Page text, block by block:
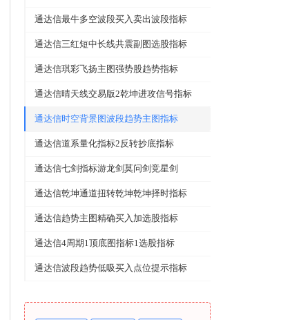
通达信最牛多空波段买入卖出波段指标
通达信三红短中长线共震副图选股指标
通达信琪彩飞扬主图强势股趋势指标
通达信晴天线交易版2乾坤进攻信号指标
通达信时空背景图波段趋势主图指标
通达信道系量化指标2反转抄底指标
通达信七剑指标游龙剑莫问剑竞星剑
通达信乾坤通道扭转乾坤乾坤择时指标
通达信趋势主图精确买入加选股指标
通达信4周期1顶底图指标1选股指标
通达信波段趋势低吸买入点位提示指标